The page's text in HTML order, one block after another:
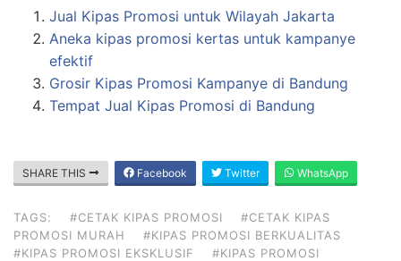
Jual Kipas Promosi untuk Wilayah Jakarta
Aneka kipas promosi kertas untuk kampanye
efektif
Grosir Kipas Promosi Kampanye di Bandung
Tempat Jual Kipas Promosi di Bandung
SHARE THIS Facebook Twitter WhatsApp
TAGS: #CETAK KIPAS PROMOSI
#CETAK KIPAS
PROMOSI MURAH
#KIPAS PROMOSI BERKUALITAS
#KIPAS PROMOSI EKSKLUSIF
#KIPAS PROMOSI